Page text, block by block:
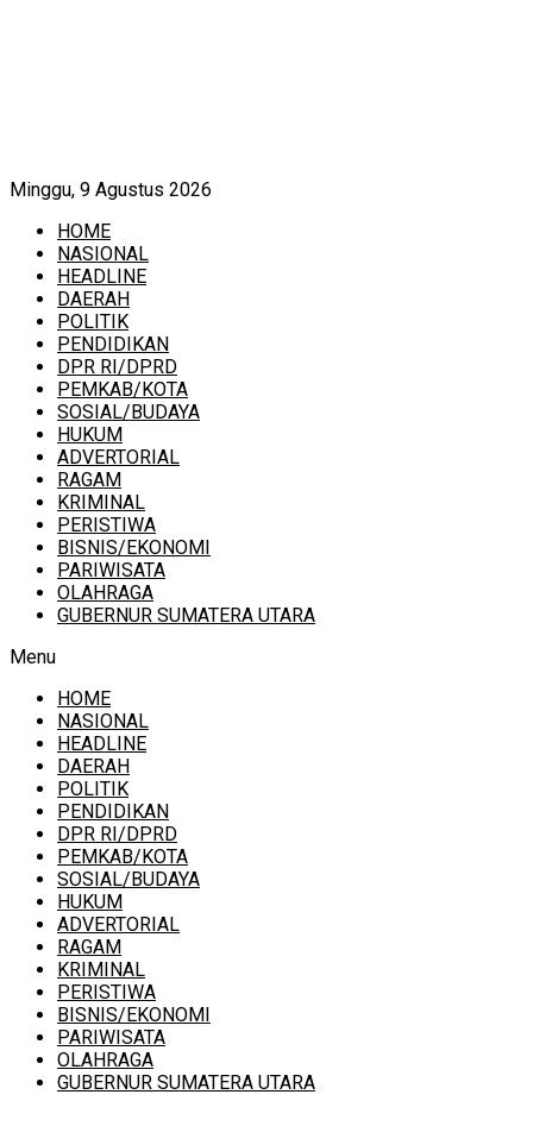
Minggu, 9 Agustus 2026
HOME
NASIONAL
HEADLINE
DAERAH
POLITIK
PENDIDIKAN
DPR RI/DPRD
PEMKAB/KOTA
SOSIAL/BUDAYA
HUKUM
ADVERTORIAL
RAGAM
KRIMINAL
PERISTIWA
BISNIS/EKONOMI
PARIWISATA
OLAHRAGA
GUBERNUR SUMATERA UTARA
Menu
HOME
NASIONAL
HEADLINE
DAERAH
POLITIK
PENDIDIKAN
DPR RI/DPRD
PEMKAB/KOTA
SOSIAL/BUDAYA
HUKUM
ADVERTORIAL
RAGAM
KRIMINAL
PERISTIWA
BISNIS/EKONOMI
PARIWISATA
OLAHRAGA
GUBERNUR SUMATERA UTARA